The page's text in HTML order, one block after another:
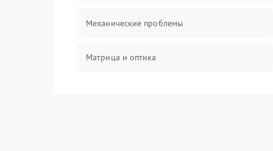
Механические проблемы
Матрица и оптика